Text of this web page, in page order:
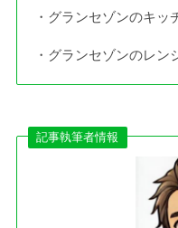
・グランセゾンのキッ
・グランセゾンのレン
記事執筆者情報